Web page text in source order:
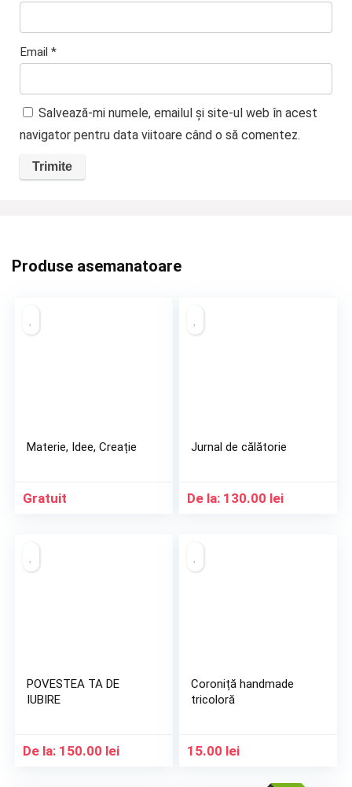
Email *
Salvează-mi numele, emailul și site-ul web în acest
navigator pentru data viitoare când o să comentez.
Produse asemanatoare
Materie, Idee, Creație
Gratuit
Jurnal de călătorie
De la: 130.00 lei
POVESTEA TA DE
IUBIRE
De la: 150.00 lei
Coroniță handmade
tricoloră
15.00 lei